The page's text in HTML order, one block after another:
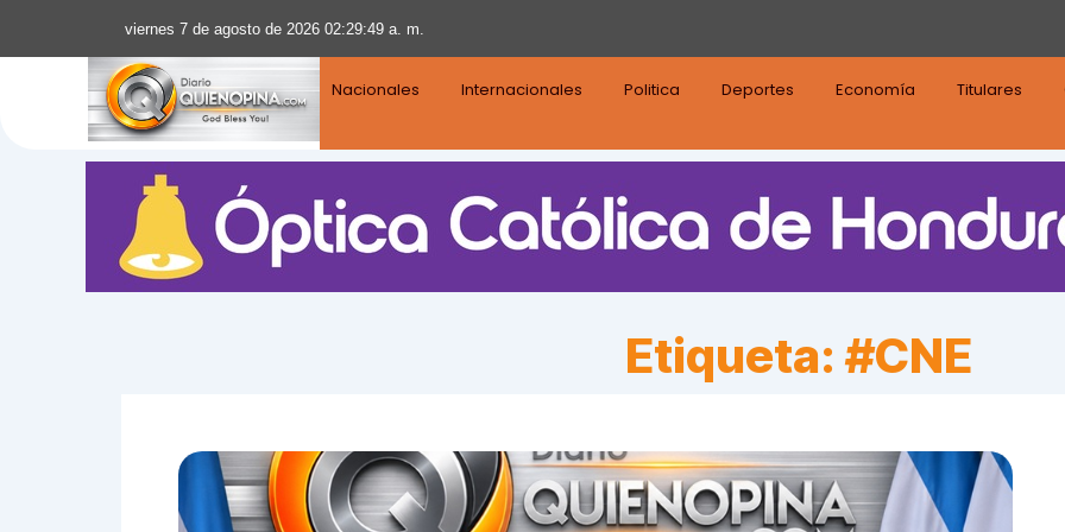
viernes 7 de agosto de 2026 02:29:50 a. m.
Nacionales Internacionales Politica Deportes Economía Titulares
Etiqueta:#CNE